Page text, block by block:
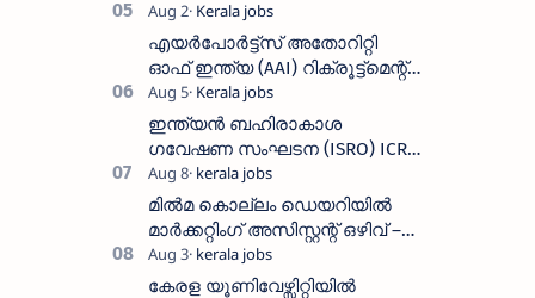
ആശ വർക്കർ ഒഴിവുകളിൽ
അപേക്ഷിക്കാം
എയർപോർട്ട്സ് അതോറിറ്റി
ഓഫ് ഇന്ത്യ (AAI) റിക്രൂട്ട്മെന്റ്
2026: 800+ ഒഴിവുകൾ,
അപേക്ഷിക്കാനുള്ള അവസാന
തീയതി സെപ്റ്റംബർ 7
ഇന്ത്യൻ ബഹിരാകാശ
ഗവേഷണ സംഘടന (ISRO) ICRB
യിൽ ജോലി അവസരം :ശമ്പളം
25, 500 രൂപ മുതൽ
മിൽമ കൊല്ലം ഡെയറിയിൽ
മാർക്കറ്റിംഗ് അസിസ്റ്റന്റ് ഒഴിവ് –
വാക്ക് ഇൻ ഇന്റർവ്യൂ ഓഗസ്റ്റ്
11-ന്
കേരള യൂണിവേഴ്സിറ്റിയിൽ